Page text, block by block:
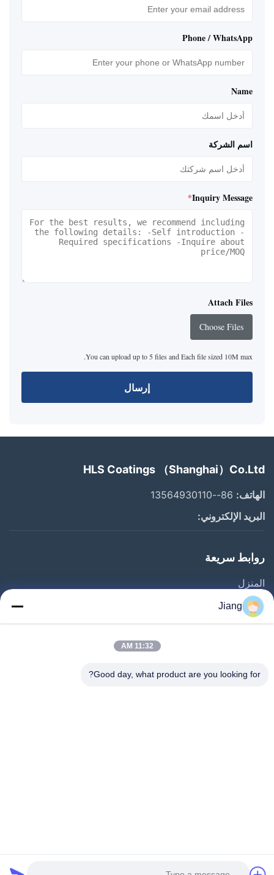
Phone / WhatsApp
Name
اسم الشركة
Inquiry Message
*
Attach Files
Choose Files
You can upload up to 5 files and Each file sized 10M max.
إرسال
HLS Coatings （Shanghai）Co.Ltd
الهاتف:
البريد الإلكتروني:
روابط سريعة
المنزل
المنتجات
فيديوهات
حولنا
Jiang
11:32 AM
Good day, what product are you looking for?